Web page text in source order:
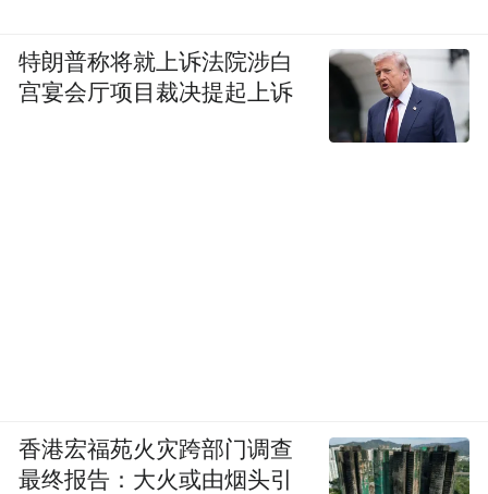
特朗普称将就上诉法院涉白
宫宴会厅项目裁决提起上诉
香港宏福苑火灾跨部门调查
最终报告：大火或由烟头引